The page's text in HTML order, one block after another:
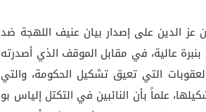
عز الدين على إصدار بيان عنيف اللهجة ضد
عالية، في مقابل الموقف الذي أصدرته
التي تعيق تشكيل الحكومة، والتي
علماً بأن النائبين في التكتل إلياس بو